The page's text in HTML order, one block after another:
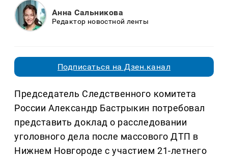
Анна Сальникова
Редактор новостной ленты
Подписаться на Дзен.канал
Председатель Следственного комитета
России Александр Бастрыкин потребовал
представить доклад о расследовании
уголовного дела после массового ДТП в
Нижнем Новгороде с участием 21-летнего